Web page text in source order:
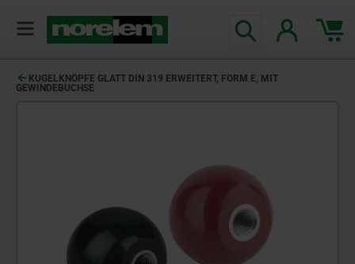
KUGELKNÖPFE GLATT DIN 319 ERWEITERT, FORM E, MIT
GEWINDEBUCHSE